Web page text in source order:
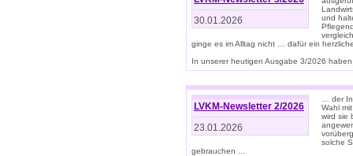
30.01.2026
und
ginge es im Alltag nicht … dafür ein
In unserer heutigen Ausgabe 3/2026
LVKM-Newsletter 2/2026
23.01.2026
… der
Wahl
wird sie
solche
gebrauchen ...